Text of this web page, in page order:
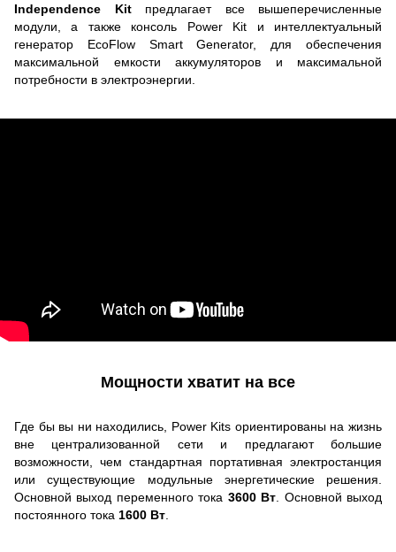
Independence Kitпредлагает все вышеперечисленные
модули, а также консоль Power Kit и интеллектуальный
генератор EcoFlow Smart Generator, для обеспечения
максимальной емкости аккумуляторов и максимальной
потребности в электроэнергии.
Мощности хватит на все
Где бы вы ни находились, Power Kits ориентированы на жизнь
вне централизованной сети и предлагают большие
возможности, чем стандартная портативная электростанция
или существующие модульные энергетические решения.
Основной выход переменного тока 3600 Вт . Основной выход
постоянного тока 1600 Вт